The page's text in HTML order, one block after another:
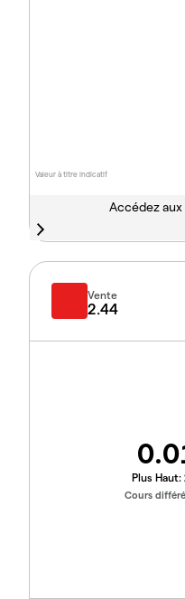
Valeur à titre indicatif
Accédez
Vente
2.44
Plus Haut:
Cours